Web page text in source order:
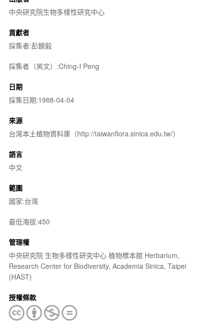
中央研究院生物多樣性研究中心
貢獻者
採集者:彭鏡毅
採集者（英文）:Ching-I Peng
日期
採集日期:1988-04-04
來源
台灣本土植物資料庫（http://taiwanflora.sinica.edu.tw/）
語言
中文
範圍
國家:台灣
最低海拔:450
管理權
中央研究院 生物多樣性研究中心 植物標本館 Herbarium,
Research Center for Biodiversity, Academia Sinica, Taipei
(HAST)
授權條款